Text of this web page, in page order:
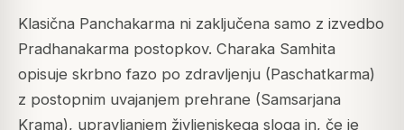
Klasična Panchakarma ni zaključena samo z izvedbo
Pradhanakarma postopkov. Charaka Samhita
opisuje skrbno fazo po zdravljenju (Paschatkarma)
z postopnim uvajanjem prehrane (Samsarjana
Krama), upravljanjem življenjskega sloga in, če je